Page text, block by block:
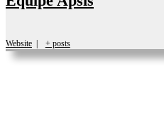
Website + posts